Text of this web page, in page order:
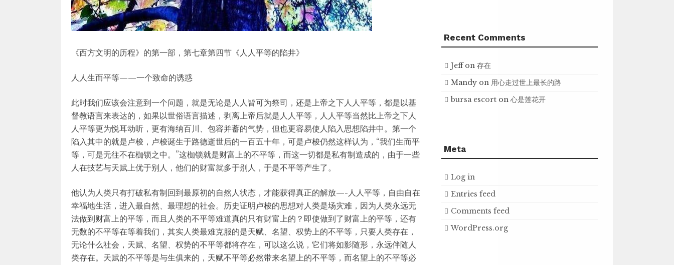
《西方文明的历程》的第一部，第七章第四节《人人平等的陷井》
人人生而平等——一个致命的诱惑
此时我们应该会注意到一个问题，就是无论是人人皆可为祭司，还是上帝之下人人平等，都是以基
督教语言来表达的，如果以世俗语言描述，剥离上帝后就是人人平等，人人平等当然比上帝之下人
人平等更为悦耳动听，更有海纳百川、包容并蓄的气势，但也更容易使人陷入思想陷井中。第一个
陷入其中的就是卢梭，卢梭诞生于路德逝世后的一百五十年，可是卢梭仍然这样认为，“我们生而平
等，可是无往不在枷锁之中。”这枷锁就是财富上的不平等，而这一切都是私有制造成的，由于一些
人在技艺与天赋上优于别人，他们的财富就多于别人，于是不平等产生了。
他认为人类只有打破私有制回到最原初的自然人状态，才能获得真正的解放—-人人平等，自由自在
幸福地生活，进入最自然、最理想的社会。历史证明卢梭的思想对人类是场灾难，因为人类永远无
法做到财富上的平等，而且人类的不平等难道真的只有财富上的？即使做到了财富上的平等，还有
无数的不平等在等着我们，其实人类最难克服的是天赋、名望、权势上的不平等，只要人类存在，
无论什么社会，天赋、名望、权势的不平等都将存在，可以这么说，它们将如影随形，永远伴随人
类存在。天赋的不平等是与生俱来的，天赋不平等必然带来名望上的不平等，而名望上的不平等必
Recent Comments
Jeffon存在
Mandy on 用心走过世上最长的路
bursa escort on心是莲花开
Meta
Log in
Entries feed
Comments feed
WordPress.org